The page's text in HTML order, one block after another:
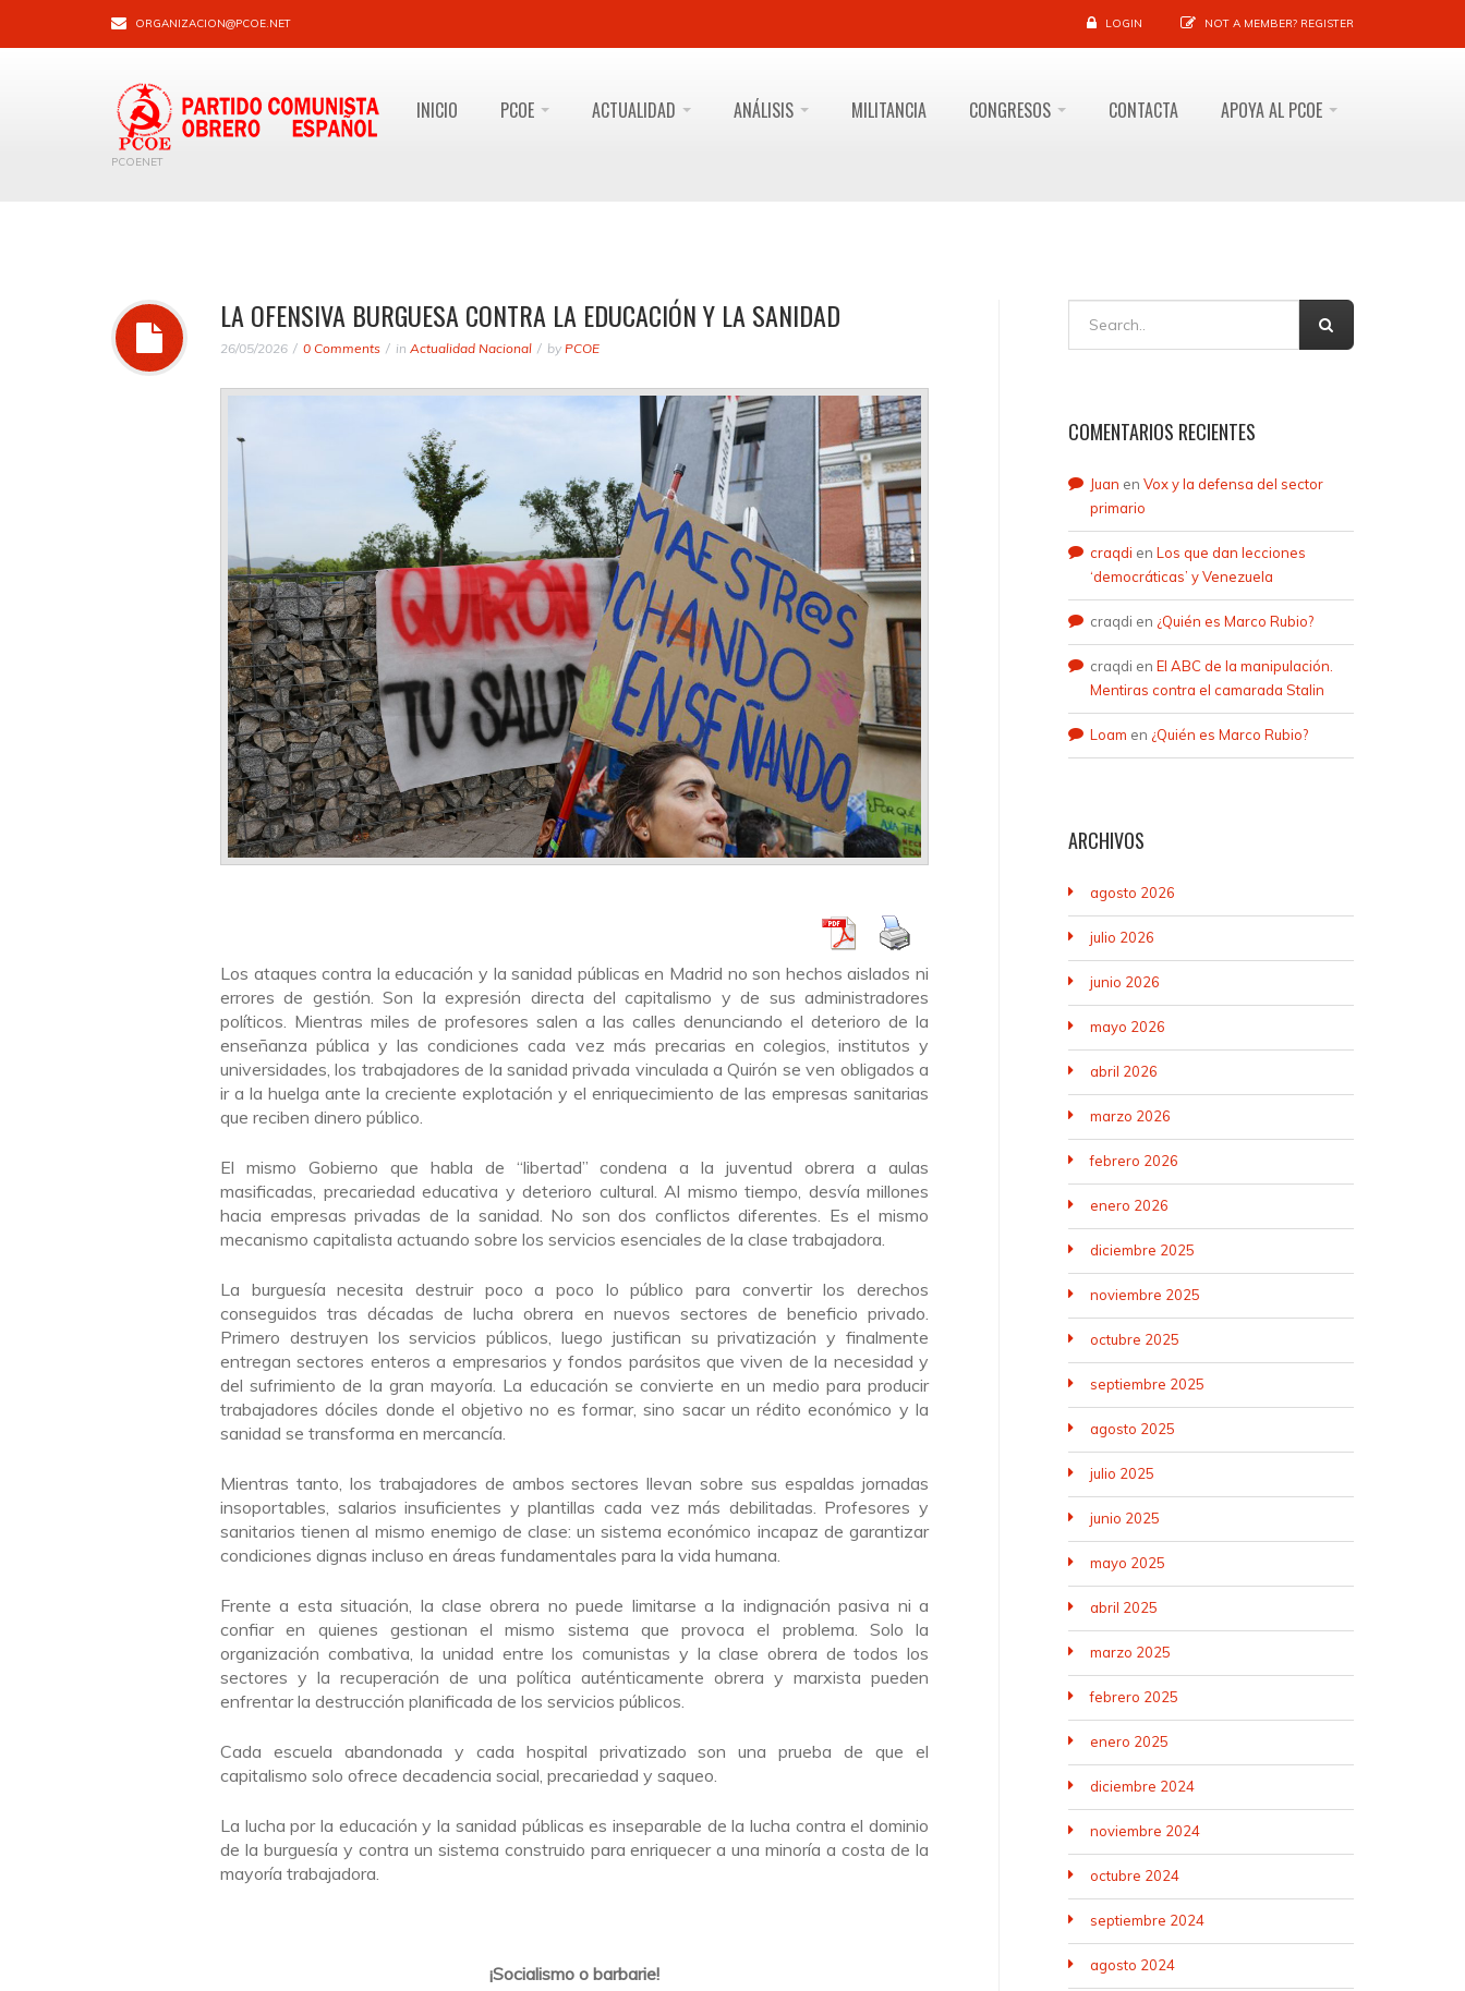
ORGANIZACION@PCOE.NET LOGIN NOT A MEMBER? REGISTER
PCOENET
INICIO PCOE ACTUALIDAD ANÁLISIS MILITANCIA CONGRESOS CONTACTA APOYA AL PCOE
LA OFENSIVA BURGUESA CONTRA LA EDUCACIÓN Y LA SANIDAD
26/05/2026 0 Comments in Actualidad Nacional by PCOE
Los ataques contra la educación y la sanidad públicas en Madrid no son hechos aislados ni
errores de gestión. Son la expresión directa del capitalismo y de sus administradores
políticos. Mientras miles de profesores salen a las calles denunciando el deterioro de la
enseñanza pública y las condiciones cada vez más precarias en colegios, institutos y
universidades, los trabajadores de la sanidad privada vinculada a Quirón se ven obligados a
ir a la huelga ante la creciente explotación y el enriquecimiento de las empresas sanitarias
que reciben dinero público.
El mismo Gobierno que habla de “libertad” condena a la juventud obrera a aulas
masificadas, precariedad educativa y deterioro cultural. Al mismo tiempo, desvía millones
hacia empresas privadas de la sanidad. No son dos conflictos diferentes. Es el mismo
mecanismo capitalista actuando sobre los servicios esenciales de la clase trabajadora.
La burguesía necesita destruir poco a poco lo público para convertir los derechos
conseguidos tras décadas de lucha obrera en nuevos sectores de beneficio privado.
Primero destruyen los servicios públicos, luego justifican su privatización y finalmente
entregan sectores enteros a empresarios y fondos parásitos que viven de la necesidad y
del sufrimiento de la gran mayoría. La educación se convierte en un medio para producir
trabajadores dóciles donde el objetivo no es formar, sino sacar un rédito económico y la
sanidad se transforma en mercancía.
Mientras tanto, los trabajadores de ambos sectores llevan sobre sus espaldas jornadas
insoportables, salarios insuficientes y plantillas cada vez más debilitadas. Profesores y
sanitarios tienen al mismo enemigo de clase: un sistema económico incapaz de garantizar
condiciones dignas incluso en áreas fundamentales para la vida humana.
Frente a esta situación, la clase obrera no puede limitarse a la indignación pasiva ni a
confiar en quienes gestionan el mismo sistema que provoca el problema. Solo la
organización combativa, la unidad entre los comunistas y la clase obrera de todos los
sectores y la recuperación de una política auténticamente obrera y marxista pueden
enfrentar la destrucción planificada de los servicios públicos.
Cada escuela abandonada y cada hospital privatizado son una prueba de que el
capitalismo solo ofrece decadencia social, precariedad y saqueo.
La lucha por la educación y la sanidad públicas es inseparable de la lucha contra el dominio
de la burguesía y contra un sistema construido para enriquecer a una minoría a costa de la
mayoría trabajadora.
¡Socialismo o barbarie!
COMENTARIOS RECIENTES
Juan en Vox y la defensa del sector
primario
craqdi en Los que dan lecciones
‘democráticas’ y Venezuela
craqdi en ¿Quién es Marco Rubio?
craqdi en El ABC de la manipulación.
Mentiras contra el camarada Stalin
Loam en ¿Quién es Marco Rubio?
ARCHIVOS
agosto 2026
julio 2026
junio 2026
mayo 2026
abril 2026
marzo 2026
febrero 2026
enero 2026
diciembre 2025
noviembre 2025
octubre 2025
septiembre 2025
agosto 2025
julio 2025
junio 2025
mayo 2025
abril 2025
marzo 2025
febrero 2025
enero 2025
diciembre 2024
noviembre 2024
octubre 2024
septiembre 2024
agosto 2024